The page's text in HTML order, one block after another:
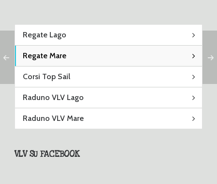
Regate Lago
Regate Mare
Corsi Top Sail
Raduno VLV Lago
Raduno VLV Mare
VLV SU FACEBOOK